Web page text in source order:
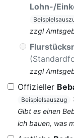
Lohn-/
zzgl
zzgl
Offizieller
Beispielsauszug
Gibt es einen
ich bauen, was